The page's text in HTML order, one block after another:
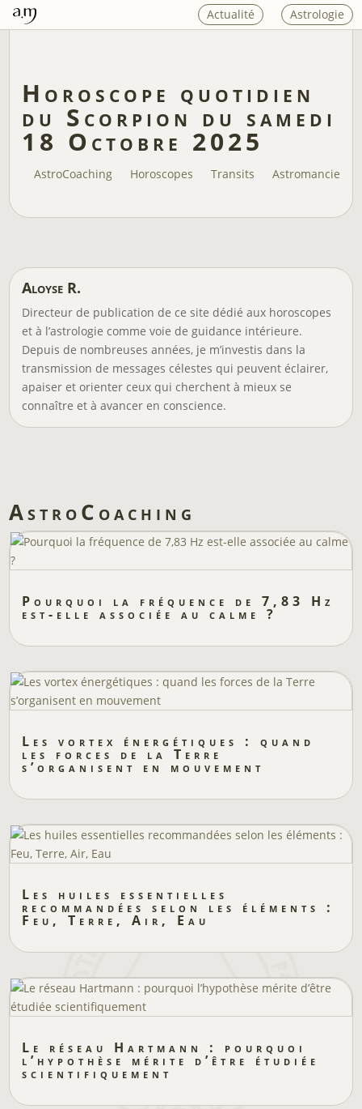
Actualité Astrologie
Horoscope quotidien
du Scorpion du samedi
18 Octobre 2025
AstroCoaching Horoscopes Transits Astromancie
Aloyse R.
Directeur de publication de ce site dédié aux horoscopes
et à l’astrologie comme voie de guidance intérieure.
Depuis de nombreuses années, je m’investis dans la
transmission de messages célestes qui peuvent éclairer,
apaiser et orienter ceux qui cherchent à mieux se
connaître et à avancer en conscience.
AstroCoaching
Pourquoi la fréquence de 7,83 Hz
est-elle associée au calme ?
Les vortex énergétiques : quand
les forces de la Terre
s’organisent en mouvement
Les huiles essentielles
recommandées selon les éléments :
Feu, Terre, Air, Eau
Le réseau Hartmann : pourquoi
l’hypothèse mérite d’être étudiée
scientifiquement